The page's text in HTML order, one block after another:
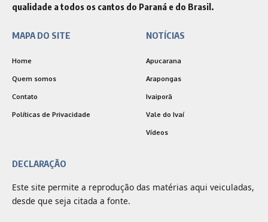
qualidade a todos os cantos do Paraná e do Brasil.
MAPA DO SITE
Home
Quem somos
Contato
Políticas de Privacidade
NOTÍCIAS
Apucarana
Arapongas
Ivaiporã
Vale do Ivaí
Vídeos
DECLARAÇÃO
Este site permite a reprodução das matérias aqui veiculadas,
desde que seja citada a fonte.